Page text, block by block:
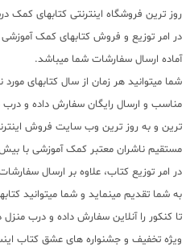
در امر توزیع و فروش کتابهای کمک
آماده ارسال سفارشات شما میباشد.
شما میتوانید هر زمان از سال کتابهای
مناسب و ارسال رایگان سفارش داده و
ترین و به روز ترین وب سایت فروش
در امر توزیع کتاب، علاوه بر ارسال
به شما تقدیم مینماید و شما میتوانید
تا کنکور را آنلاین سفارش داده و درب منزل
ویژه تخفیف و جشنواره های عشق کتاب